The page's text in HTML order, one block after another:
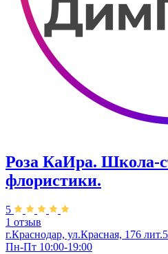
Роза КаИра. Школа-
флористики.
5
1 отзыв
г.Краснодар, ул.Красная, 176
Пн-Пт 10:00-19:00